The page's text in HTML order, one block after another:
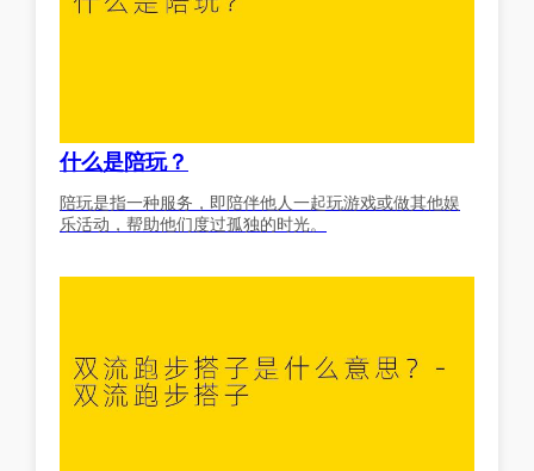
什么是陪玩？
陪玩是指一种服务，即陪伴他人一起玩游戏或做其他娱
乐活动，帮助他们度过孤独的时光。